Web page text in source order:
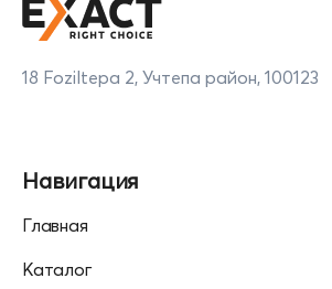
18 Foziltepa 2, Учтепа район, 100123
Навигация
Главная
Каталог